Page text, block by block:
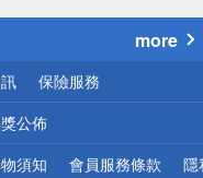
more
保險服務
公佈
須知 會員服務條款 隱